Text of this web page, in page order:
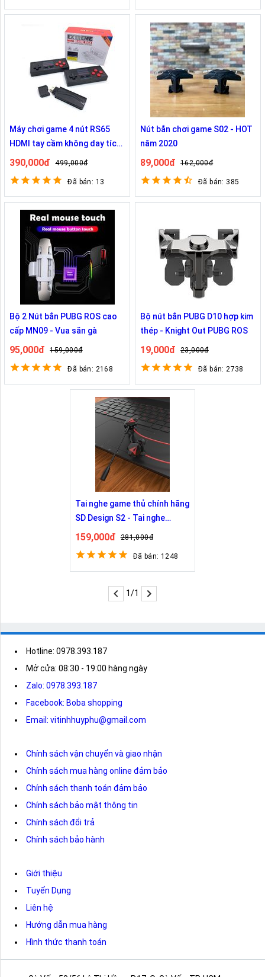
Máy chơi game 4 nút RS65
HDMI tay cầm không day tích
hợp 628 game
390,000đ 499,000đ
Đã bán: 13
Nút bắn chơi game S02 - HOT
năm 2020
89,000đ 162,000đ
Đã bán: 385
Bộ 2 Nút bắn PUBG ROS cao
cấp MN09 - Vua săn gà
95,000đ 159,000đ
Đã bán: 2168
Bộ nút bắn PUBG D10 hợp kim
thép - Knight Out PUBG ROS
19,000đ 23,000đ
Đã bán: 2738
Tai nghe game thủ chính hãng
SD Design S2 - Tai nghe
gaming S2 với thiết kế cực
159,000đ 281,000đ
Đã bán: 1248
1/1
Hotline: 0978.393.187
Mở cửa: 08:30 - 19:00 hàng ngày
Zalo: 0978.393.187
Facebook: Boba shopping
Email: vitinhhuyphu@gmail.com
Chính sách vận chuyển và giao nhận
Chính sách mua hàng online đảm bảo
Chính sách thanh toán đảm bảo
Chính sách bảo mật thông tin
Chính sách đổi trả
Chính sách bảo hành
Giới thiệu
Tuyển Dụng
Liên hệ
Hướng dẫn mua hàng
Hình thức thanh toán